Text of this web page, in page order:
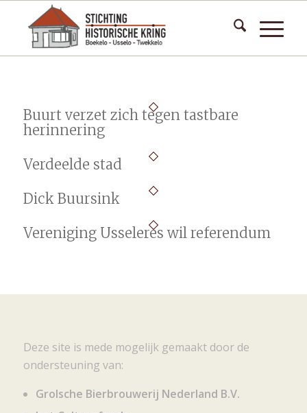
Buurt verzet zich tegen tastbare
herinnering
Verdeelde stad
Dick Buursink
Vereniging Usseleres wil referendum
Deze site is mede mogelijk gemaakt door de
ondersteuning van:
Grolsche Bierbrouwerij Nederland B.V.